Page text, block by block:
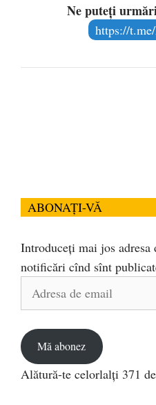
Ne puteți
https://
ABONAȚI-VĂ
Introduceți mai jos
notificări cînd sînt
Mă abonez
Alătură-te celorlalți 371